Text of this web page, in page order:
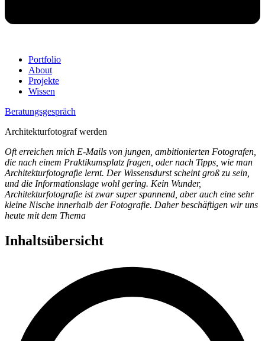
Portfolio
About
Projekte
Wissen
Beratungsgespräch
Architekturfotograf werden
Oft erreichen mich E-Mails von jungen, ambitionierten Fotografen,
die nach einem Praktikumsplatz fragen, oder nach Tipps, wie man
Architekturfotografie lernt. Der Wissensdurst scheint groß zu sein,
und die Informationslage wohl gering. Kein Wunder,
Architekturfotografie ist zwar super spannend, aber auch eine sehr
kleine Nische innerhalb der Fotografie. Daher beschäftigen wir uns
heute mit dem Thema
Inhaltsübersicht